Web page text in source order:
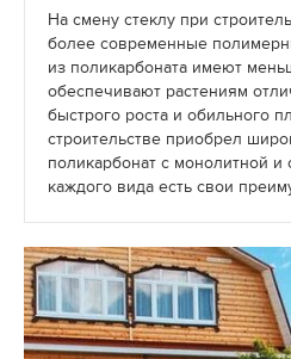
На смену стеклу при
более современные
из поликарбоната имеют
обеспечивают растениям
быстрого роста и обильного
строительстве приобрел
поликарбонат с монолитной и
каждого вида есть свои